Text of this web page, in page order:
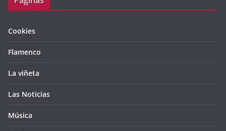
Cookies
Flamenco
La viñeta
Las Noticias
Música